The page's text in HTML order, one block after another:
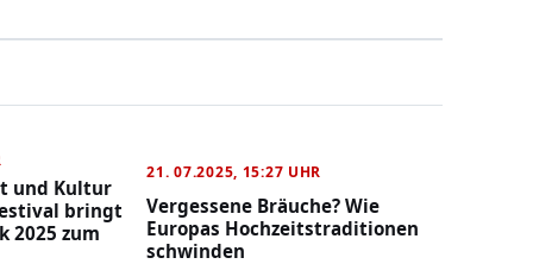
und Kultur
bringt
2025 zum
21. 07.2025, 15:27 UHR
Vergessene Bräuche? Wie
Europas Hochzeitstraditionen
schwinden